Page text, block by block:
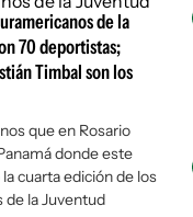
de la
70 deportistas;
Timbal son los
que en Rosario
donde este
cuarta edición de los
de la Juventud